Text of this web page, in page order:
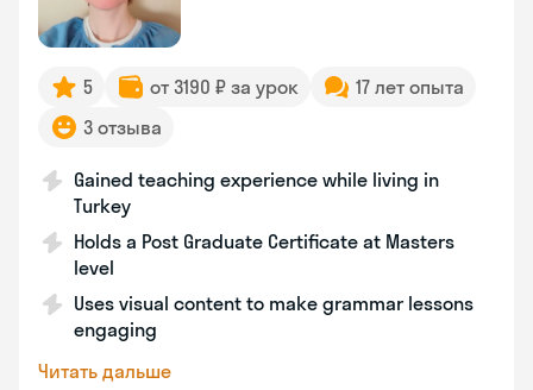
5 от 3190 ₽ за урок
17 лет опыта
3 отзыва
Gained teaching experience while living in
Turkey
Holds a Post Graduate Certificate at Masters
level
Uses visual content to make grammar lessons
engaging
Читать дальше